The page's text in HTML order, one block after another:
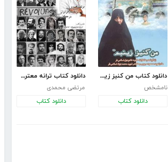
دانلود کتاب من کنیز زینبم
نامشخص
دانلود کتاب
دانلود کتاب ترانه معترض ایرانی در گذر تاریخ – پوشینه سه
مرتضی محمدی
دانلود کتاب